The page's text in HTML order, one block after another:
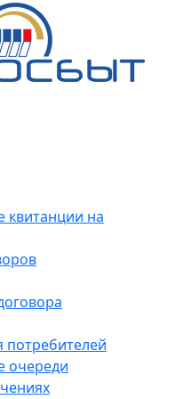
квитанции на
очереди